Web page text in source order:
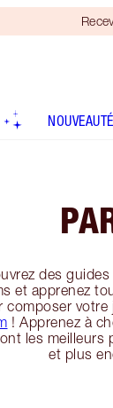
des
et apprenez
composer votre
! Apprenez à
les meilleurs
et plus